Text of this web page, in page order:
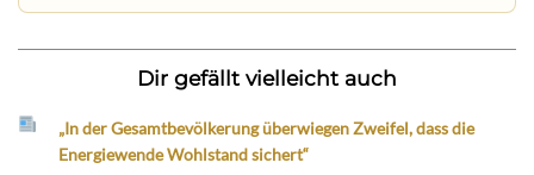
Dir gefällt vielleicht auch
„In der Gesamtbevölkerung überwiegen Zweifel, dass die
Energiewende Wohlstand sichert“